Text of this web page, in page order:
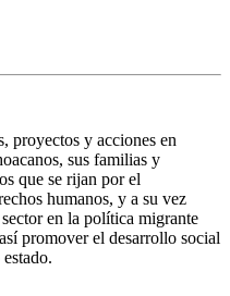
proyectos y acciones en
sus familias y
que se rijan por el
humanos, y a su vez
en la política migrante
promover el desarrollo social